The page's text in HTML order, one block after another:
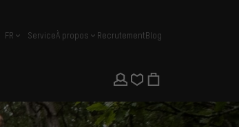
français
FR ServiceÀ propos RecrutementBlog